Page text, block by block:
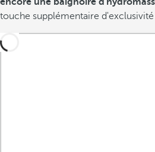
touche supplémentaire